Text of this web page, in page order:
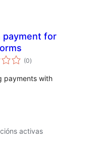
payment for
(0valoracións
totais
)
payments with
activas